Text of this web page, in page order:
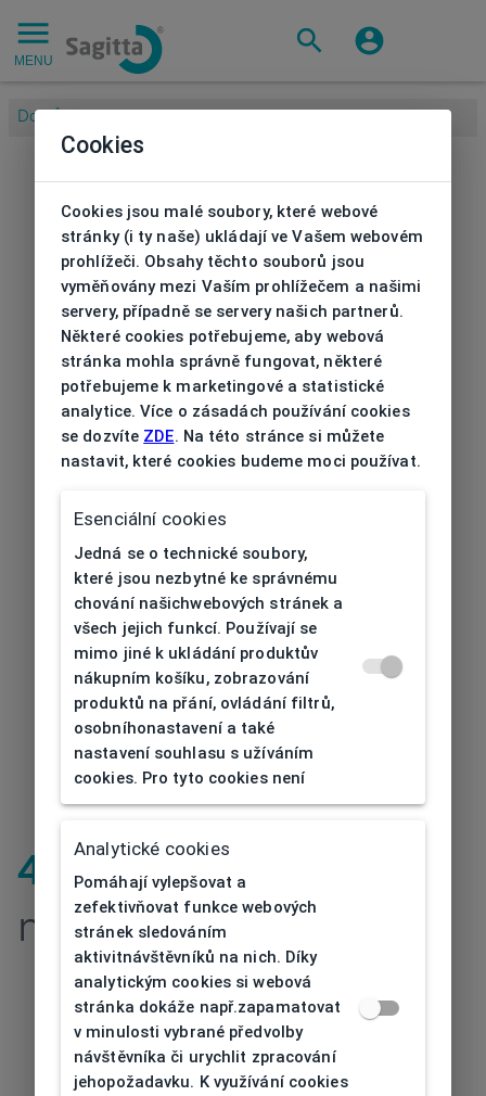
MENU
Domů
404| Stránka
nenalezena
Cookies
Cookies jsou malé soubory, které webové
stránky (i ty naše) ukládají ve Vašem webovém
prohlížeči. Obsahy těchto souborů jsou
vyměňovány mezi Vaším prohlížečem a našimi
servery, případně se servery našich partnerů.
Některé cookies potřebujeme, aby webová
stránka mohla správně fungovat, některé
potřebujeme k marketingové a statistické
analytice. Více o zásadách používání cookies
se dozvíte ZDE. Na této stránce si můžete
nastavit, které cookies budeme moci používat.
Esenciální cookies
Jedná se o technické soubory,
které jsou nezbytné ke správnému
chování našichwebových stránek a
všech jejich funkcí. Používají se
mimo jiné k ukládání produktův
nákupním košíku, zobrazování
produktů na přání, ovládání filtrů,
osobníhonastavení a také
nastavení souhlasu s užíváním
cookies. Pro tyto cookies není
Analytické cookies
Pomáhají vylepšovat a
zefektivňovat funkce webových
stránek sledováním
aktivitnávštěvníků na nich. Díky
analytickým cookies si webová
stránka dokáže např.zapamatovat
v minulosti vybrané předvolby
návštěvníka či urychlit zpracování
jehopožadavku. K využívání cookies